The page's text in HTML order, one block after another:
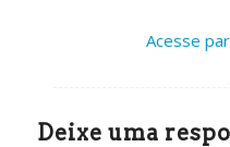
Acesse
Deixe uma